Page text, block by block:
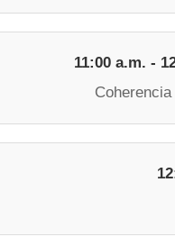
11:00 a.m. -